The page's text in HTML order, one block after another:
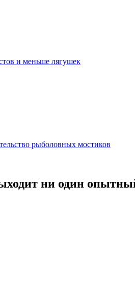
и меньше лягушек
рыболовных мостиков
ни один